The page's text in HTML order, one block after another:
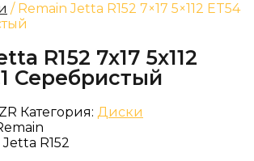
/ Remain Jetta R152 7×17 5×112 ET54
R152 7x17 5x112
Серебристый
Категория: Диски
Jetta R152